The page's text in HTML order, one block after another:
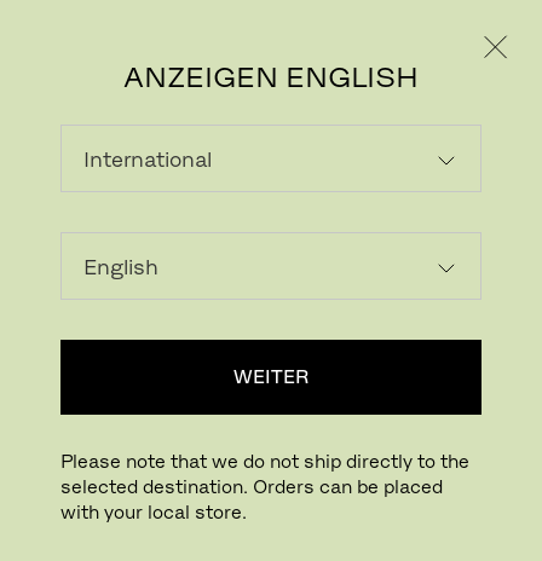
ANZEIGEN ENGLISH
WEITER
Please note that we do not ship directly to the
selected destination. Orders can be placed
with your local store.